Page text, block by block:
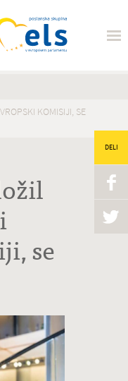
KOMISIJI, SE
se
DELI